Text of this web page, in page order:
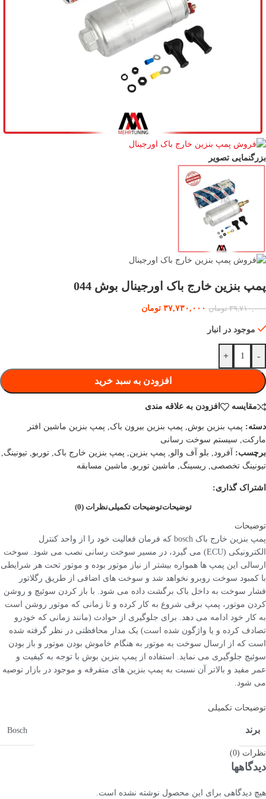
بزرگنمایی تصویر
پمپ بنزین خارج باک اورجینال بوش 044
۳۹,۷۱۰,۰۰۰ تومان ۳۷,۷۳۰,۰۰۰ تومان
موجود در انبار
-
+
افزودن به سبد خرید
مقایسه افزودن به علاقه مندی
دسته: پمپ بنزین بوش پمپ بنزین بیرون باک
پمپ بنزین ماشین افتر
مارکت
سیستم سوخت رسانی
برچسب: آفرود بلو آف والو پمپ بنزین پمپ بنزین خارج باک توربو تیونینگ
تیونینگ تخصصی
ریسینگ ماشین توربو ماشین مسابقه
اشتراک گذاری:
توضیحاتتوضیحات تکمیلینظرات (0)
توضیحات
پمپ بنزین خارج باک bosch که فرمان فعالیت خود را از واحد کنترل
الکترونیکی (ECU) می گیرد، در مسیر سوخت رسانی نصب می شود. سوخت
ارسالی این پمپ ها همواره بیشتر از نیاز موتور بوده و موتور تحت هر شرایطی
با کمبود سوخت روبرو نخواهد شد و سوخت های اضافی از طریق رگلاتور
فشار سوخت به داخل باک برگشت داده می شود. با باز کردن سوئیچ و روشن
کردن موتور، پمپ برقی شروع به کار کرده و تا زمانی که موتور روشن است
به کار خود ادامه می دهد. برای جلوگیری از حوادث (مانند زمانی که خودرو
تصادف کرده و یا واژگون شده است) یک مدار محافظتی در نظر گرفته شده
است که از ارسال سوخت به موتور به هنگام خاموش بودن موتور و باز بودن
سوئیچ جلوگیری می نماید. استفاده از پمپ بنزین بوش با توجه به کیفیت و
عمر مفید و بالاتر آن نسبت به پمپ بنزین های متفرقه و موجود در بازار توصیه
می شود.
توضیحات تکمیلی
برند Bosch
نظرات (0)
دیدگاهها
هیچ دیدگاهی برای این محصول نوشته نشده است.